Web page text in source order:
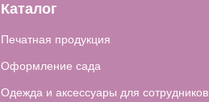
Каталог
Печатная продукция
Оформление сада
Одежда и аксессуары для сотрудников